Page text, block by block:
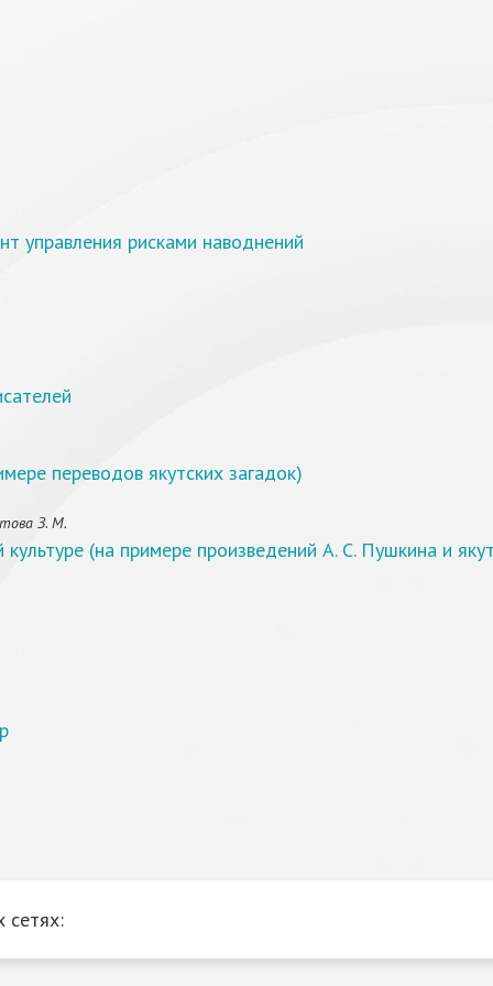
управления рисками наводнений
переводов якутских загадок)
З. М.
(на примере произведений А. С. Пушкина и
сетях: